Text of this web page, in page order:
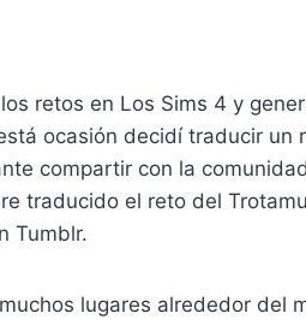
retos en Los Sims 4 y
ocasión decidí traducir un
compartir con la
traducido el reto del
Tumblr.
lugares alrededor del